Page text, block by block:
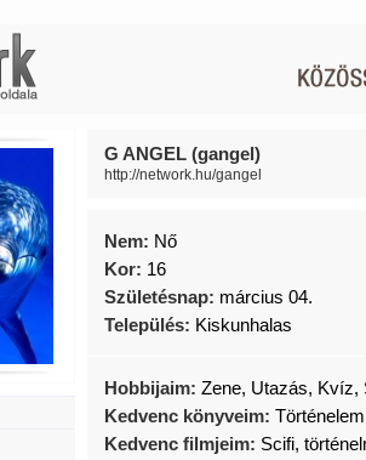
G ANGEL (gangel)
http://network.hu/gangel
Nem: Nő
Kor: 16
Születésnap: március 04.
Település: Kiskunhalas
Hobbijaim: Zene, Utazás,
Kedvenc könyveim:
Kedvenc filmjeim: Scifi,